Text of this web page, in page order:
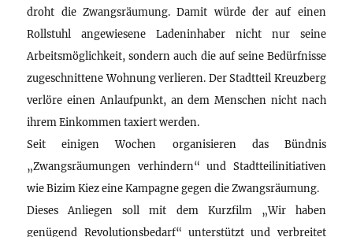
droht die Zwangsräumung. Damit würde der auf einen
Rollstuhl angewiesene Ladeninhaber nicht nur seine
Arbeitsmöglichkeit, sondern auch die auf seine Bedürfnisse
zugeschnittene Wohnung verlieren. Der Stadtteil Kreuzberg
verlöre einen Anlaufpunkt, an dem Menschen nicht nach
ihrem Einkommen taxiert werden.
Seit einigen Wochen organisieren das Bündnis
„Zwangsräumungen verhindern“ und Stadtteilinitiativen
wie Bizim Kiez eine Kampagne gegen die Zwangsräumung.
Dieses Anliegen soll mit dem Kurzfilm „Wir haben
genügend Revolutionsbedarf“ unterstützt und verbreitet